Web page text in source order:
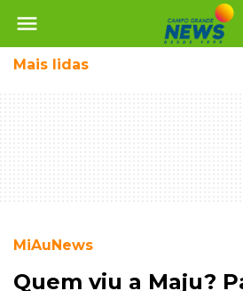
menu
Mais lidas
MiAuNews
Quem viu a Maju?